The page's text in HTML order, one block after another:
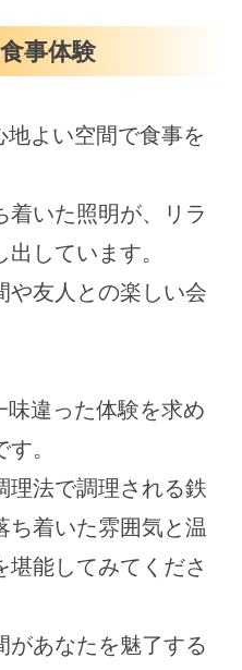
事体験
地よい空間で食事を
着いた照明が、リラ
しています。
や友人との楽しい会
味違った体験を求め
。
理法で調理される鉄
ち着いた雰囲気と温
堪能してみてくださ
があなたを魅了する